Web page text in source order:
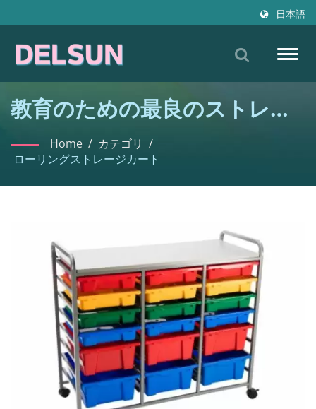
日本語
教育のための最良のストレー
ジソリューション
Home / カテゴリ /
ローリングストレージカート